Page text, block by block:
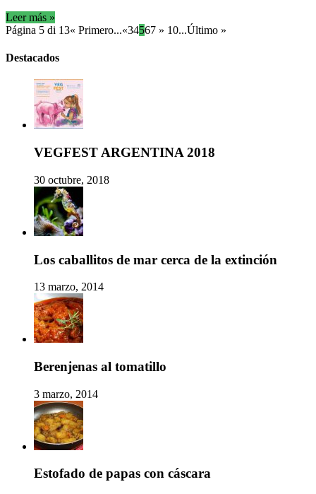
Leer más »
Página 5 di 13« Primero...«34567 » 10...Último »
Destacados
VEGFEST ARGENTINA 2018
30 octubre, 2018
Los caballitos de mar cerca de la extinción
13 marzo, 2014
Berenjenas al tomatillo
3 marzo, 2014
Estofado de papas con cáscara